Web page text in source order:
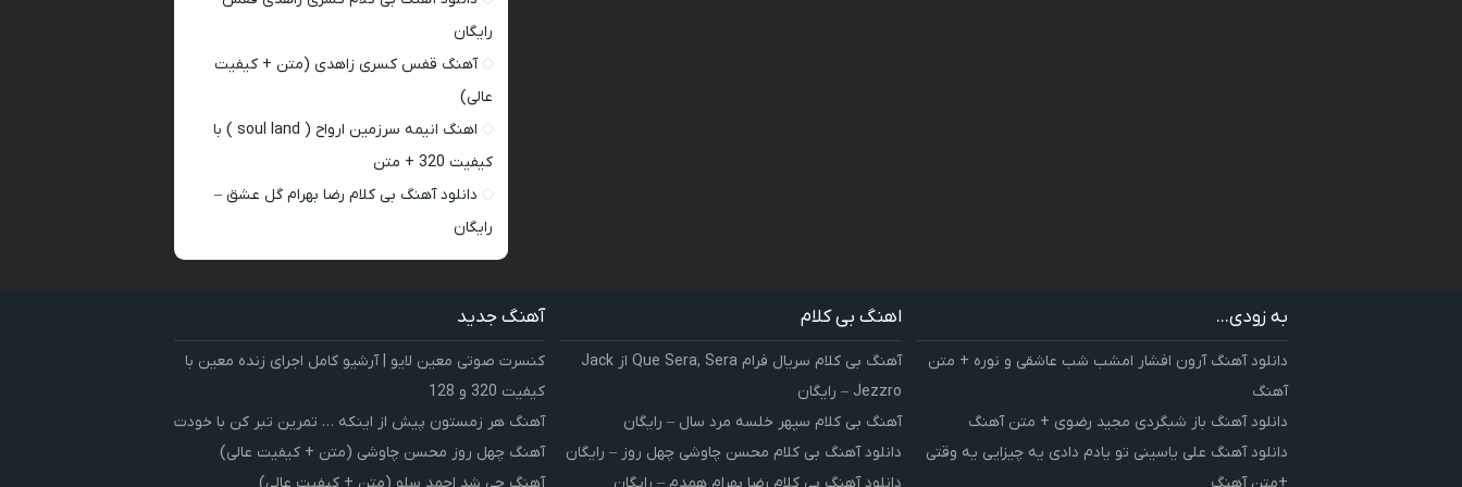
رایگان
آهنگ قفس کسری زاهدی (متن + کیفیت
عالی)
اهنگ انیمه سرزمین ارواح ( soul land ) با
کیفیت 320 + متن
دانلود آهنگ بی کلام رضا بهرام گل عشق –
رایگان
به زودی...
دانلود آهنگ آرون افشار امشب شب عاشقی و نوره + متن
آهنگ
دانلود آهنگ باز شبگردی مجید رضوی + متن آهنگ
دانلود آهنگ علی یاسینی تو یادم دادی یه چیزایی یه وقتی
اهنگ بی کلام
آهنگ بی کلام سریال فرام Que Sera, Sera از Jack
Jezzro – رایگان
آهنگ بی کلام سپهر خلسه مرد سال – رایگان
دانلود آهنگ بی کلام محسن چاوشی چهل روز – رایگان
آهنگ جدید
کنسرت صوتی معین لایو | آرشیو کامل اجرای زنده معین با
کیفیت 320 و 128
آهنگ هر زمستون پیش از اینکه … تمرین تبر کن با خودت
آهنگ چهل روز محسن چاوشی (متن + کیفیت عالی)